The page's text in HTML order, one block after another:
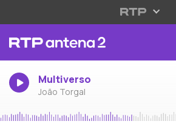
Multiverso
João Torgal